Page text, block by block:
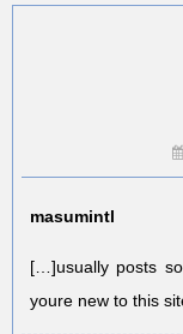
masumintl
[…]usually posts
youre new to this